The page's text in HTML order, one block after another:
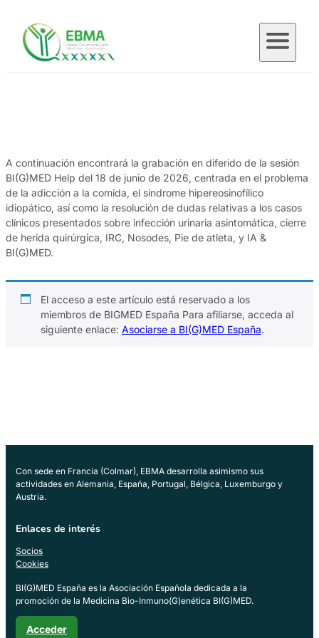
contenido
A continuación encontrará la grabación en diferido de la sesión
BI(G)MED Help del 18 de junio de 2026, centrada en el problema
de la adicción a la comida, el síndrome hipereosinofílico
idiopático, así como la resolución de dudas relativas a los casos
clínicos presentados sobre infección urinaria asintomática, cierre
de herida quirúrgica, IRC, Nosodes, Pie de atleta, y IA &
BI(G)MED.
El acceso a este artículo está reservado a los
miembros de BIGMED España Para afiliarse, acceda al
siguiente enlace: Asociarse a BI(G)MED España.
Con sede en Francia (Colmar), EBMA desarrolla asimismo sus
actividades en Alemania, España, Portugal, Bélgica, Luxemburgo y
Austria.
Enlaces de interés
Socios
Cookies
BI(G)MED España es la Asociación Española dedicada a la
promoción de la Medicina Bio-Inmuno(G)enética BI(G)MED.
Acceder